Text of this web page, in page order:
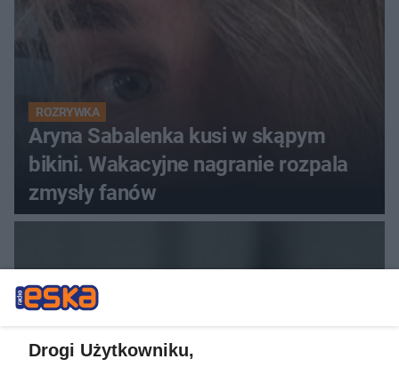
ROZRYWKA
Aryna Sabalenka kusi w skąpym
bikini. Wakacyjne nagranie rozpala
zmysły fanów
Drogi Użytkowniku,